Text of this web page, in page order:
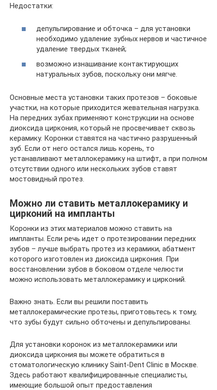
Недостатки:
депульпирование и обточка – для установки
необходимо удаление зубных нервов и частичное
удаление твердых тканей;
возможно изнашивание контактирующих
натуральных зубов, поскольку они мягче.
Основные места установки таких протезов – боковые
участки, на которые приходится жевательная нагрузка.
На передних зубах применяют конструкции на основе
диоксида циркония, который не просвечивает сквозь
керамику. Коронки ставятся на частично разрушенный
зуб. Если от него остался лишь корень, то
устанавливают металлокерамику на штифт, а при полном
отсутствии одного или нескольких зубов ставят
мостовидный протез.
Можно ли ставить металлокерамику и
цирконий на импланты
Коронки из этих материалов можно ставить на
импланты. Если речь идет о протезировании передних
зубов – лучше выбрать протез из керамики, абатмент
которого изготовлен из диоксида циркония. При
восстановлении зубов в боковом отделе челюсти
можно использовать металлокерамику и цирконий.
Важно знать. Если вы решили поставить
металлокерамические протезы, приготовьтесь к тому,
что зубы будут сильно обточены и депульпированы.
Для установки коронок из металлокерамики или
диоксида циркония вы можете обратиться в
стоматологическую клинику Saint-Dent Clinic в Москве.
Здесь работают квалифицированные специалисты,
имеющие большой опыт предоставления